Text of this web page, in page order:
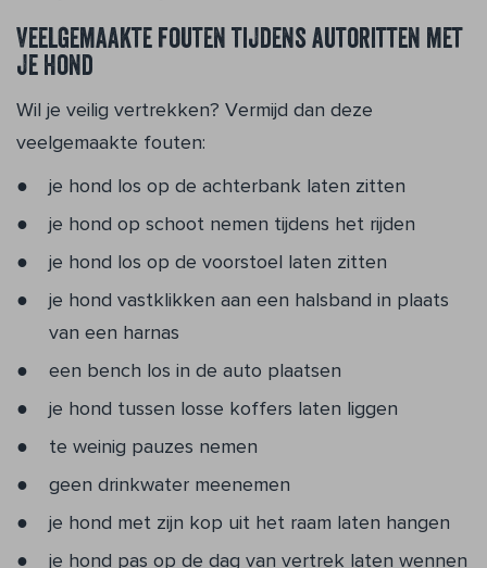
Veelgemaakte fouten tijdens autoritten met
je hond
Wil je veilig vertrekken? Vermijd dan deze
veelgemaakte fouten:
je hond los op de achterbank laten zitten
je hond op schoot nemen tijdens het rijden
je hond los op de voorstoel laten zitten
je hond vastklikken aan een halsband in plaats
van een harnas
een bench los in de auto plaatsen
je hond tussen losse koffers laten liggen
te weinig pauzes nemen
geen drinkwater meenemen
je hond met zijn kop uit het raam laten hangen
je hond pas op de dag van vertrek laten wennen